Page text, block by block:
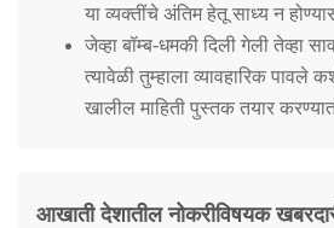
या व्यक्तींचे अंतिम हेतू साध्य न
जेव्हा बॉम्ब-धमकी दिली गेली तेव्हा
त्यावेळी तुम्हाला व्यावहारिक पावले
खालील माहिती पुस्तक तयार
आखाती देशातील नोकरीविषयक